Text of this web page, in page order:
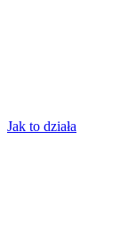
Jak to działa